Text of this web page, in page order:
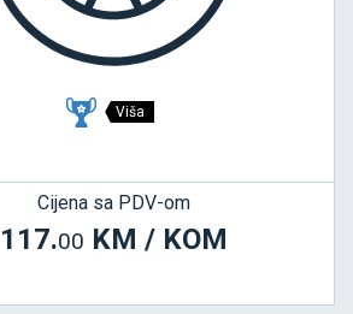
Viša
Cijena sa PDV-om
117.00 KM / KOM